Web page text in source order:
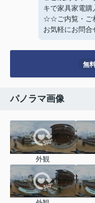
キで家具家電購
☆☆ご内覧・ご
お気軽にお問
無
パノラマ画像
外観